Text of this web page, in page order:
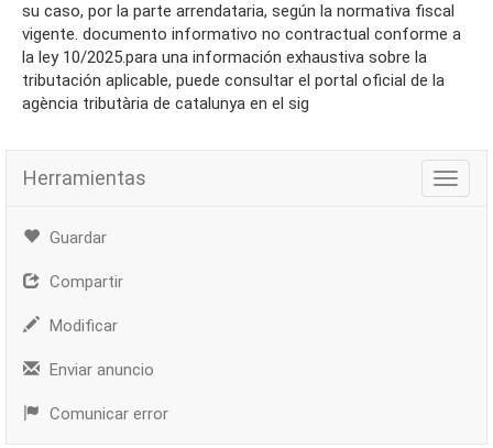
su caso, por la parte arrendataria, según la normativa fiscal
vigente. documento informativo no contractual conforme a
la ley 10/2025.para una información exhaustiva sobre la
tributación aplicable, puede consultar el portal oficial de la
agència tributària de catalunya en el sig
Herramientas
Guardar
Compartir
Modificar
Enviar anuncio
Comunicar error